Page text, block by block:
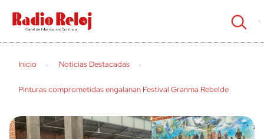
cerrar
Inicio Noticias Destacadas
Pinturas comprometidas engalanan Festival Granma Rebelde